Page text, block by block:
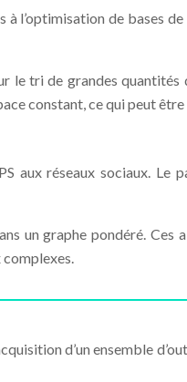
de bases
tri de grandes quantités
constant, ce qui peut
aux réseaux sociaux.
un graphe pondéré.
complexes.
d’un ensemble